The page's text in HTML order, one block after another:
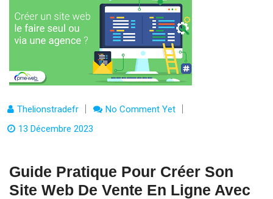
Thelionstradefr
No Comment Yet
13 Décembre 2023
Guide Pratique Pour Créer Son
Site Web De Vente En Ligne Avec